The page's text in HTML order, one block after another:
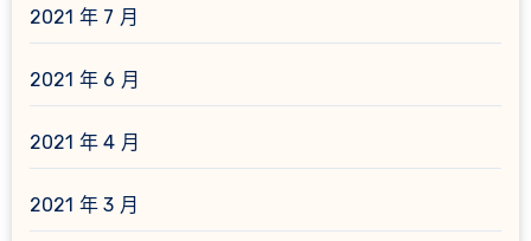
2021 年 7 月
2021 年 6 月
2021 年 4 月
2021 年 3 月